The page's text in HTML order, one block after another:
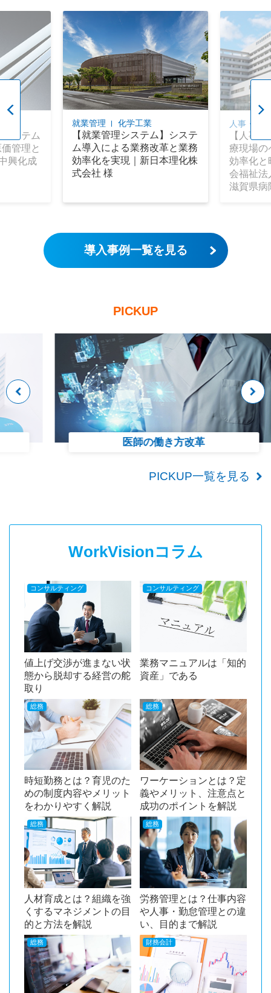
ステム
管理と
興化成
就業管理 化学工業
【就業管理システム】システ
ム導入による業務改革と業務
効率化を実現｜新日本理化株
式会社 様
人事・給
【人事
療現場の
効率化と
会福祉法
滋賀県病
導入事例一覧を見る
PICKUP
医師の働き方改革
PICKUP一覧を見る
WorkVisionコラム
コンサルティング
値上げ交渉が進まない状
態から脱却する経営の舵
取り
コンサルティング
業務マニュアルは「知的
資産」である
総務
時短勤務とは？育児のた
めの制度内容やメリット
をわかりやすく解説
総務
ワーケーションとは？定
義やメリット、注意点と
成功のポイントを解説
総務
人材育成とは？組織を強
くするマネジメントの目
的と方法を解説
総務
労務管理とは？仕事内容
や人事・勤怠管理との違
い、目的まで解説
総務 財務会計